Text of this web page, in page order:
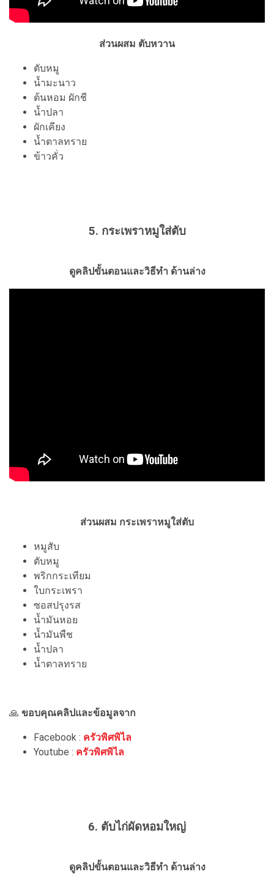
ส่วนผสม ตับหวาน
ตับหมู
น้ำมะนาว
ต้นหอม ผักชี
น้ำปลา
ผักเคียง
น้ำตาลทราย
ข้าวคั่ว
5. กระเพราหมูใส่ตับ
ดูคลิปขั้นตอนและวิธีทำ ด้านล่าง
ส่วนผสม กระเพราหมูใส่ตับ
หมูสับ
ตับหมู
พริกกระเทียม
ใบกระเพรา
ซอสปรุงรส
น้ำมันหอย
น้ำมันพืช
น้ำปลา
น้ำตาลทราย
🙏 ขอบคุณคลิปและข้อมูลจาก
Facebook : ครัวพิศพิไล
Youtube : ครัวพิศพิไล
6. ตับไก่ผัดหอมใหญ่
ดูคลิปขั้นตอนและวิธีทำ ด้านล่าง